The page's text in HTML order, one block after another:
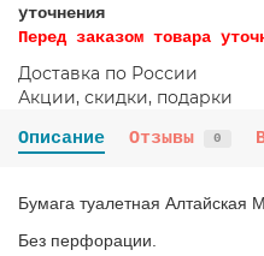
уточнения
Перед заказом товара
Доставка по России
Акции, скидки, подарки
Описание
Отзывы 0
Бумага туалетная Алтайская
Без перфорации.